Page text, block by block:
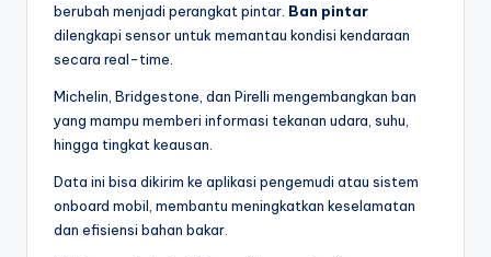
berubah menjadi perangkat pintar. Ban pintar
dilengkapi sensor untuk memantau kondisi kendaraan
secara real-time.
Michelin, Bridgestone, dan Pirelli mengembangkan ban
yang mampu memberi informasi tekanan udara, suhu,
hingga tingkat keausan.
Data ini bisa dikirim ke aplikasi pengemudi atau sistem
onboard mobil, membantu meningkatkan keselamatan
dan efisiensi bahan bakar.